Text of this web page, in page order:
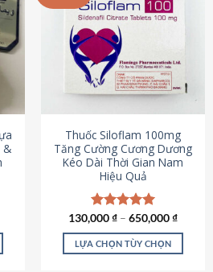
biến
tùy
chọn
có
được
chọn
trên
trang
sản
phẩm
&
Thuốc Siloflam 100mg
Tăng Cường Cương Dương
Kéo Dài Thời Gian Nam
Hiệu Quả
Được xếp
hạng5.00
5 sao
130,000₫ – 650,000₫
LỰA CHỌN TÙY CHỌN